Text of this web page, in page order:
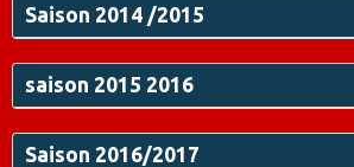
Saison 2014 /2015
saison 2015 2016
Saison 2016/2017